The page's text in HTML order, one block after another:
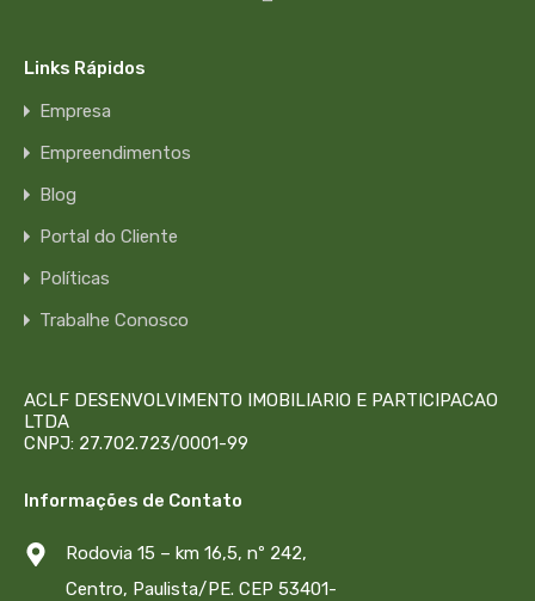
Links Rápidos
Empresa
Empreendimentos
Blog
Portal do Cliente
Políticas
Trabalhe Conosco
ACLF DESENVOLVIMENTO IMOBILIARIO E PARTICIPACAO
LTDA
CNPJ: 27.702.723/0001-99
Informações de Contato
Rodovia 15 – km 16,5, nº 242,
Centro, Paulista/PE. CEP 53401-